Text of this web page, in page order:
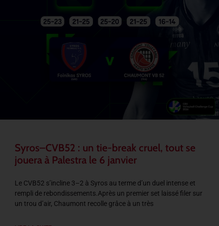
Syros–CVB52 : un tie-break cruel, tout se
jouera à Palestra le 6 janvier
Le CVB52 s’incline 3–2 à Syros au terme d’un duel intense et
rempli de rebondissements.Après un premier set laissé filer sur
un trou d’air, Chaumont recolle grâce à un très